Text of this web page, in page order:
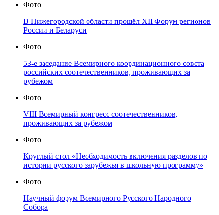
Фото
В Нижегородской области прошёл XII Форум регионов
России и Беларуси
Фото
53-е заседание Всемирного координационного совета
российских соотечественников, проживающих за
рубежом
Фото
VIII Всемирный конгресс соотечественников,
проживающих за рубежом
Фото
Круглый стол «Необходимость включения разделов по
истории русского зарубежья в школьную программу»
Фото
Научный форум Всемирного Русского Народного
Собора